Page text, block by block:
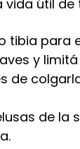
útil de
tibia para
y
de
de